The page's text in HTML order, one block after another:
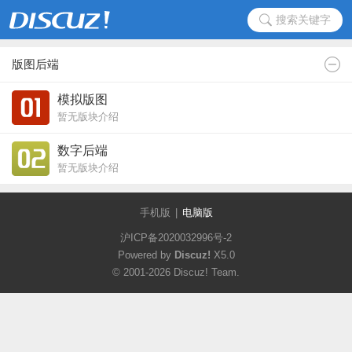
搜索关键字
版图后端
模拟版图
暂无版块介绍
数字后端
暂无版块介绍
手机版 电脑版
沪ICP备2020032996号-2
Powered by Discuz! X5.0
© 2001-2026 Discuz! Team.